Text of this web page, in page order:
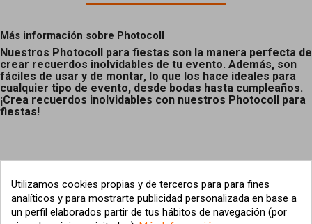
Más información sobre Photocoll
Nuestros Photocoll para fiestas son la manera perfecta de
crear recuerdos inolvidables de tu evento. Además, son
fáciles de usar y de montar, lo que los hace ideales para
cualquier tipo de evento, desde bodas hasta cumpleaños.
¡Crea recuerdos inolvidables con nuestros Photocoll para
fiestas!
Utilizamos cookies propias y de terceros para para fines
analíticos y para mostrarte publicidad personalizada en base a
un perfil elaborados partir de tus hábitos de navegación (por